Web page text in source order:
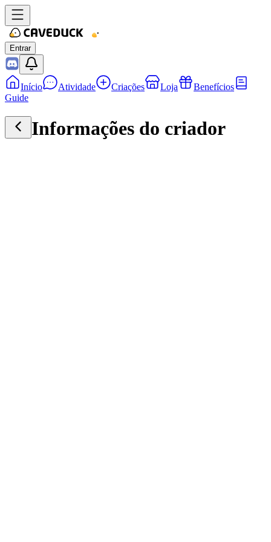
Entrar
Início Atividade Criações Loja
Benefícios
Guide
Informações do criador